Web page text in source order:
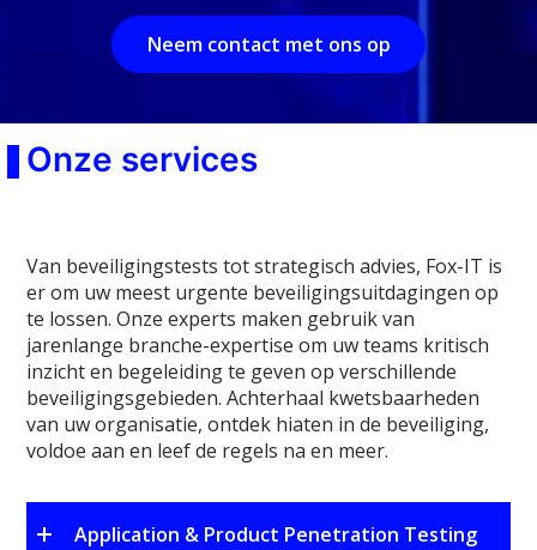
Neem contact met ons op
Onze services
Van beveiligingstests tot strategisch advies, Fox-IT is
er om uw meest urgente beveiligingsuitdagingen op
te lossen. Onze experts maken gebruik van
jarenlange branche-expertise om uw teams kritisch
inzicht en begeleiding te geven op verschillende
beveiligingsgebieden. Achterhaal kwetsbaarheden
van uw organisatie, ontdek hiaten in de beveiliging,
voldoe aan en leef de regels na en meer.
Application & Product Penetration Testing